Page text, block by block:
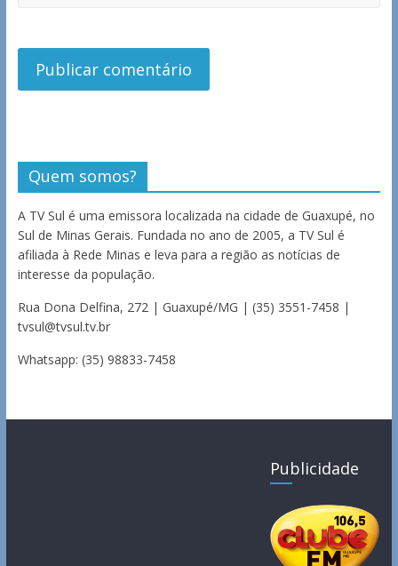
Quem somos?
A TV Sul é uma emissora localizada na cidade de Guaxupé, no
Sul de Minas Gerais. Fundada no ano de 2005, a TV Sul é
afiliada à Rede Minas e leva para a região as notícias de
interesse da população.
Rua Dona Delfina, 272 | Guaxupé/MG | (35) 3551-7458 |
tvsul@tvsul.tv.br
Whatsapp: (35) 98833-7458
Publicidade